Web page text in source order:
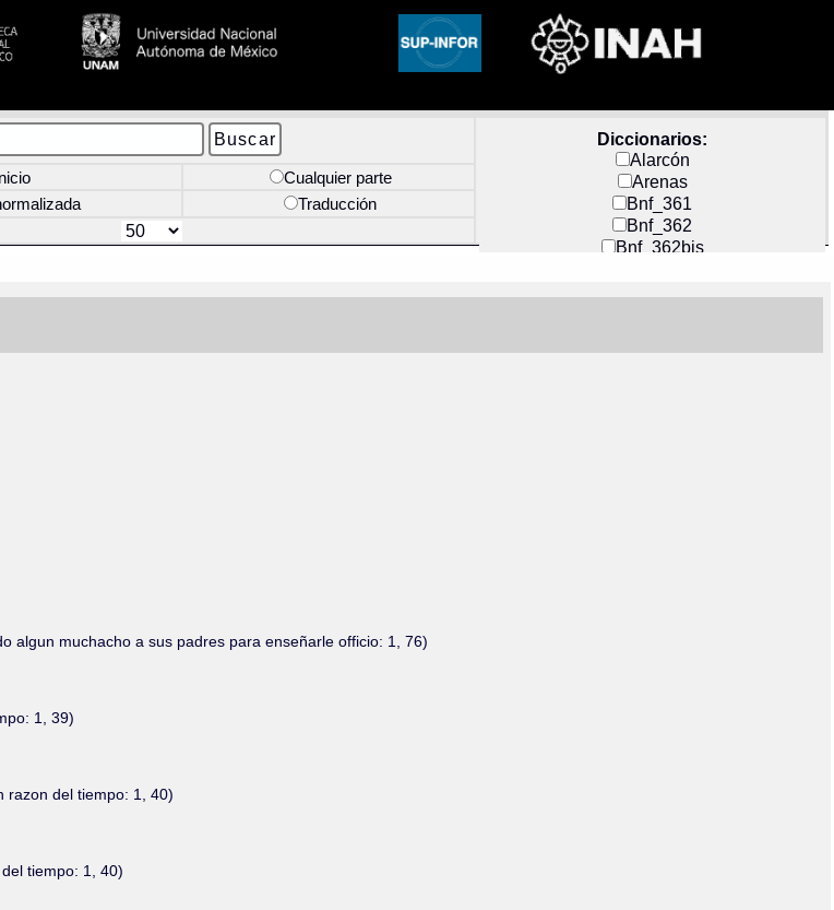
Diccionarios:
Alarcón
Arenas
Bnf_361
Bnf_362
Bnf_362bis
Docs_México
Inicio
Cualquier parte
Traducción
algun muchacho a sus padres para enseñarle officio: 1, 76)
1, 39)
razon del tiempo: 1, 40)
tiempo: 1, 40)